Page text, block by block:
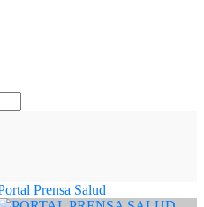
Prensa Salud